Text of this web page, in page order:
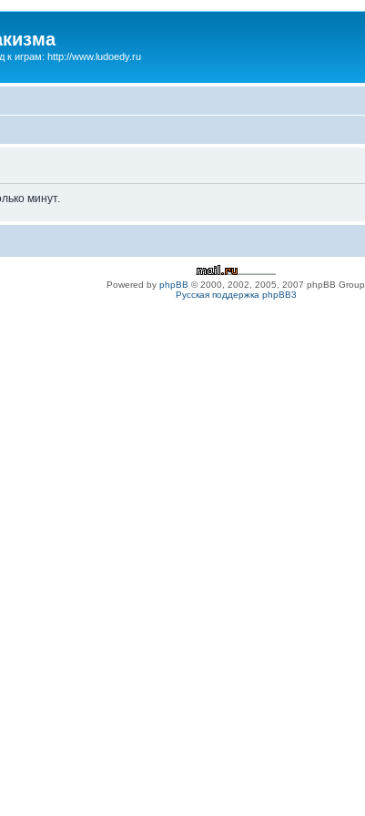
к играм: http://www.ludoedy.ru
минут.
Powered by phpBB © 2000, 2002, 2005, 2007 phpBB Group
Русская поддержка phpBB3